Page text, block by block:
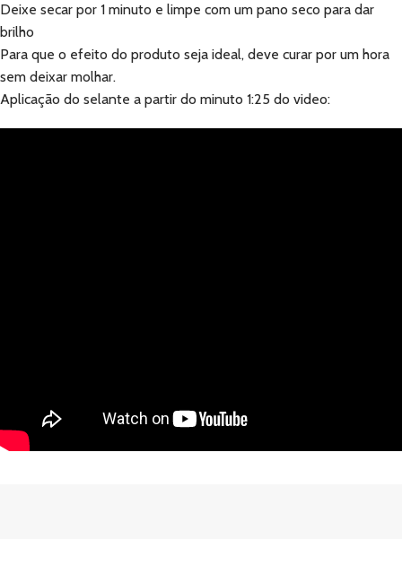
Deixe secar por 1 minuto e limpe com um pano seco para dar
brilho
Para que o efeito do produto seja ideal, deve curar por um hora
sem deixar molhar.
Aplicação do selante a partir do minuto 1:25 do video: